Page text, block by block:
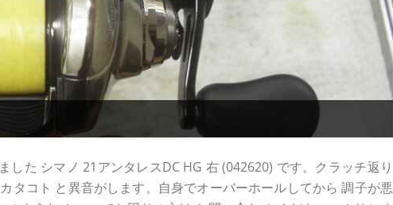
した シマノ 21アンタレスDC HG 右 (042620) です。クラッチ返り
タコト と異音がします。自身でオーバーホールしてから 調子が悪